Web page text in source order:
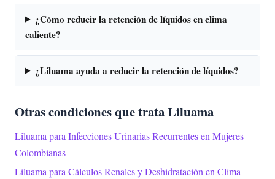
¿Cómo reducir la retención de líquidos en clima
caliente?
¿Liluama ayuda a reducir la retención de líquidos?
Otras condiciones que trata Liluama
Liluama para Infecciones Urinarias Recurrentes en Mujeres
Colombianas
Liluama para Cálculos Renales y Deshidratación en Clima